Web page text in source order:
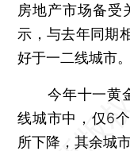
房地产市场备受
示，与去年同期
好于一二线城市。
今年十一黄金
线城市中，仅6
所下降，其余城